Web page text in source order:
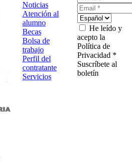
Noticias
Atención al
alumno
Becas
Bolsa de
trabajo
Perfil del
contratante
Servicios
He leído y
acepto la
Política de
Privacidad *
Suscríbete al
boletín